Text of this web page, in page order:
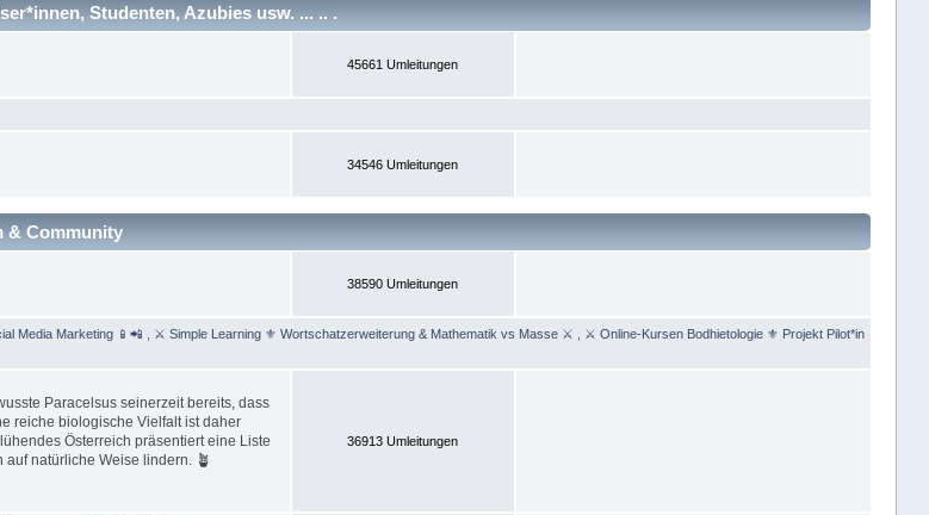
Studenten, Azubies usw. ... .. .
45661 Umleitungen
34546 Umleitungen
& Community
38590 Umleitungen
Media Marketing 📱📲 ⚔ Simple Learning ⚜ Wortschatzerweiterung & Mathematik vs Masse ⚔
⚔ Online-Kursen Bodhietologie ⚜ Projekt Pilot*in
Paracelsus seinerzeit bereits, dass
reiche biologische Vielfalt ist daher
Österreich präsentiert eine Liste
natürliche Weise lindern. 🪴
36913 Umleitungen